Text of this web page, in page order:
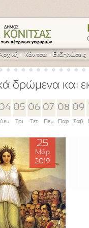
» Κόνιτσα » Εκδηλώσεις
δρώμενα
Δευ
05
Τρι
06
Τετ
07
Πεμ
08
Παρ
09
Σαβ
25
Μάρ
2019